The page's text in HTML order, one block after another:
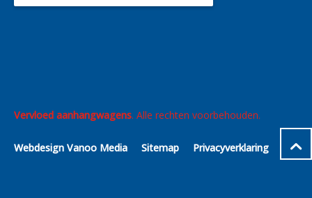
Vervloed aanhangwagens. Alle rechten voorbehouden.
Webdesign Vanoo Media Sitemap Privacyverklaring